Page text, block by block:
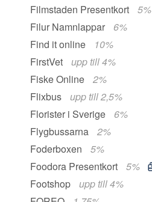
Filmstaden Presentkort
5%
Filur Namnlappar
6%
Find it online
10%
FirstVet
upp till 4%
Fiske Online
2%
Flixbus
upp till 2,5%
Florister i Sverige
6%
Flygbussarna
2%
Foderboxen
5%
Foodora Presentkort
5%
Footshop
upp till 4%